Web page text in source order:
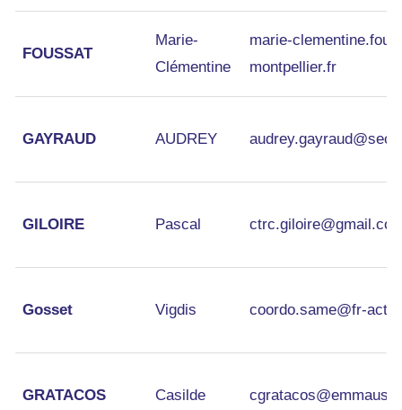
FOUSSAT
Marie-
Clémentine
marie-
montpellier.fr
GAYRAUD AUDREY
GILOIRE Pascal
Gosset Vigdis coordo.same@fr-
GRATACOS Casilde cgratacos@emmaus-